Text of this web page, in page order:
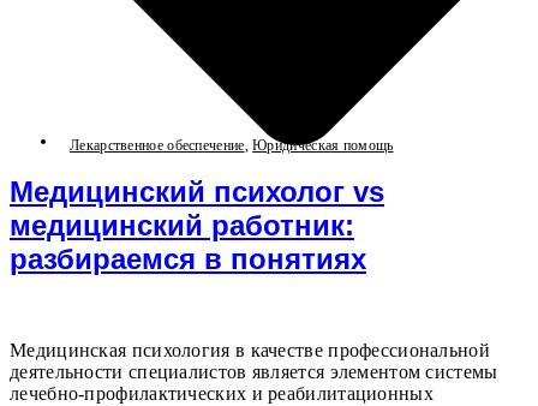
Лекарственное обеспечение ,Юридическая помощь
Медицинский психолог vs
медицинский работник:
разбираемся в понятиях
Медицинская психология в качестве профессиональной
деятельности специалистов является элементом системы
лечебно-профилактических и реабилитационных